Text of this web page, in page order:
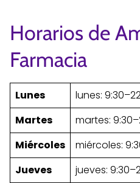
Horarios de
Farmacia
Lunes
lunes:
Martes
martes:
Miércoles
miércoles:
Jueves
jueves: